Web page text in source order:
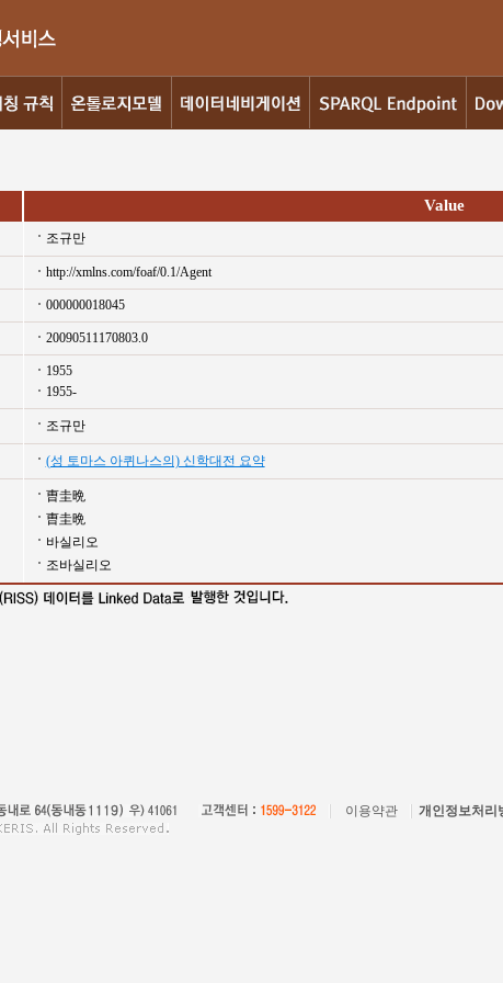
Value
조규만
http://xmlns.com/foaf/0.1/Agent
000000018045
20090511170803.0
1955
1955-
조규만
(성 토마스 아퀴나스의) 신학대전 요약
曺圭晩
曺圭晩
바실리오
조바실리오
이용약관 개인정보처리